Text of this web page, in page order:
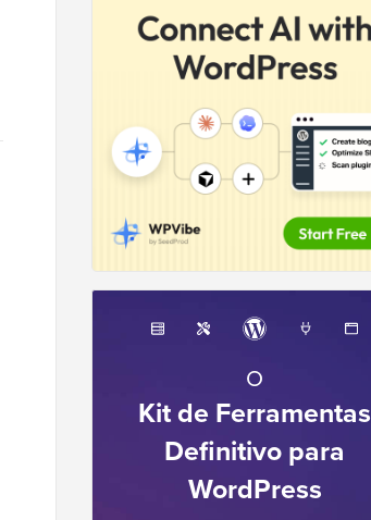
O
Kit de Ferramentas
Definitivo para
WordPress